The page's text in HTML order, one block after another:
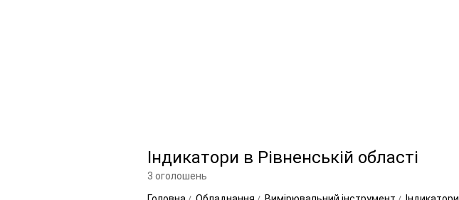
Індикатори в Рівненській області
3 оголошень